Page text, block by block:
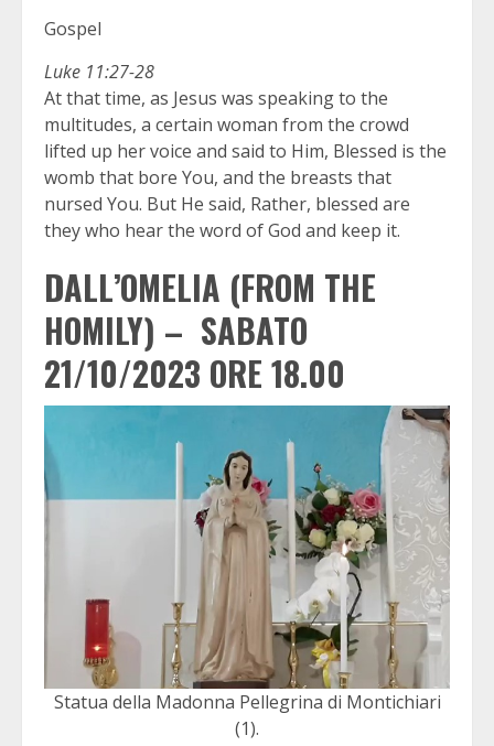
Gospel
Luke 11:27-28
At that time, as Jesus was speaking to the
multitudes, a certain woman from the crowd
lifted up her voice and said to Him, Blessed is the
womb that bore You, and the breasts that
nursed You. But He said, Rather, blessed are
they who hear the word of God and keep it.
DALL’OMELIA (FROM THE
HOMILY) – SABATO
21/10/2023 ORE 18.00
Statua della Madonna Pellegrina di Montichiari
(1).